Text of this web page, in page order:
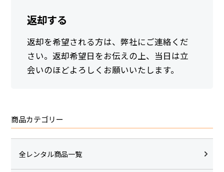
返却する
返却を希望される方は、弊社にご連絡くだ
さい。返却希望日をお伝えの上、当日は立
会いのほどよろしくお願いいたします。
商品カテゴリー
全レンタル商品一覧